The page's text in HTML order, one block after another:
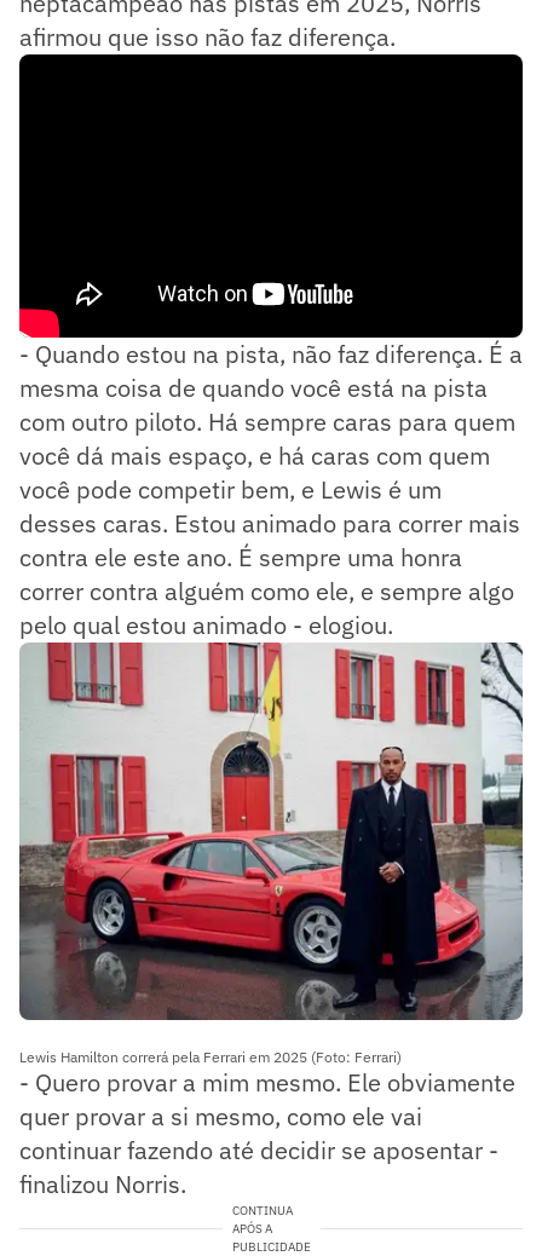
afirmou que isso não faz diferença.
- Quando estou na pista, não faz diferença. É a
mesma coisa de quando você está na pista
com outro piloto. Há sempre caras para quem
você dá mais espaço, e há caras com quem
você pode competir bem, e Lewis é um
desses caras. Estou animado para correr mais
contra ele este ano. É sempre uma honra
correr contra alguém como ele, e sempre algo
pelo qual estou animado - elogiou.
Lewis Hamilton correrá pela Ferrari em 2025 (Foto: Ferrari)
- Quero provar a mim mesmo. Ele obviamente
quer provar a si mesmo, como ele vai
continuar fazendo até decidir se aposentar -
finalizou Norris.
CONTINUA
APÓS A
PUBLICIDADE